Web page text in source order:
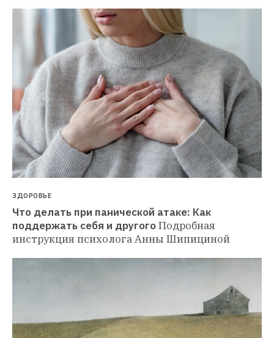
ЗДОРОВЬЕ
Что делать при панической атаке: Как
поддержать себя и другогоПодробная
инструкция психолога Анны Шипициной